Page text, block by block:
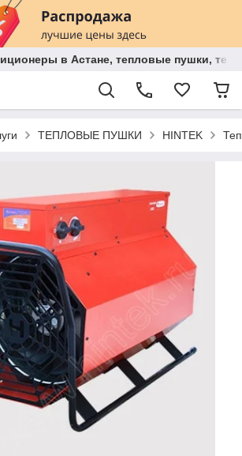
в Астане, тепловые пушки,
ТЕПЛОВЫЕ ПУШКИ HINTEK